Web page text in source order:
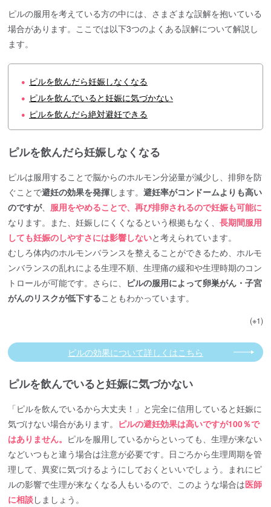
ピルの服用を考えている方の中には、さまざまな誤解を抱いている
場合があります。ここでは以下3つのよくある誤解について解説し
ます。
● ピルを飲んだら妊娠しなくなる
● ピルを飲んでいると妊娠に気づかない
● ピルを飲んだら絶対避妊できる
ピルを飲んだら妊娠しなくなる
ピルは服用することで脳からのホルモン分泌量が減少し、排卵を防
ぐことで避妊の効果を発揮します。避妊率がコンドームよりも高い
のですが、 服用をやめることで、再び排卵されるので妊娠も可能に
なります。また、妊娠しにくくなるという根拠もなく、長期間服用
しても妊娠のしやすさには影響しないと考えられています。
むしろ体内のホルモンバランスを整えることができるため、ホルモ
ンバランスの乱れによる生理不順、生理痛の緩和や生理時期のコン
トロールが可能です。さらに、 ピルの服用によって卵巣がん・子宮
がんのリスクが低下することもわかっています。
(※1)
ピルの効果について詳しくはこちら
ピルを飲んでいると妊娠に気づかない
「ピルを飲んでいるから大丈夫！」と完全に信用していると妊娠に
気づけない場合があります。 ピルの避妊効果は高いですが100％で
はありません。 ピルを服用しているからといっても、生理が来ない
などいつもと違う場合は注意が必要です。日ごろから生理周期を管
理して、異変に気づけるようにしておくといいでしょう。まれにピ
ルの影響で生理が来なくなる人もいるので、このような場合は医師
に相談しましょう。